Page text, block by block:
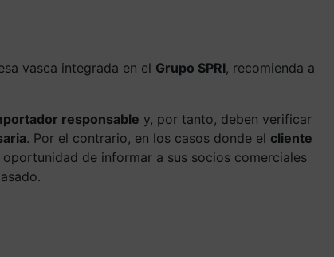
vasca integrada en el Grupo SPRI, recomienda a
responsable y, por tanto, deben verificar
. Por el contrario, en los casos donde el cliente
de informar a sus socios comerciales